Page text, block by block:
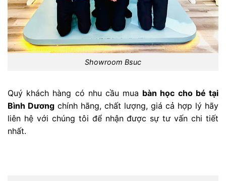
Showroom Bsuc
Quý khách hàng có nhu cầu mua bàn học cho bé tại
Bình Dương chính hãng, chất lượng, giá cả hợp lý hãy
liên hệ với chúng tôi để nhận được sự tư vấn chi tiết
nhất.